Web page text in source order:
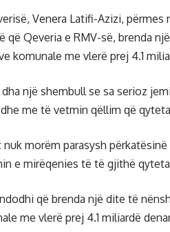
Venera Latifi-Azizi,
që Qeveria e RMV-së, brenda
komunale me vlerë prej 4.1
një shembull se sa serioz
me të vetmin qëllim që
morëm parasysh
e mirëqenies të të gjithë
që brenda një dite të
me vlerë prej 4.1 miliardë